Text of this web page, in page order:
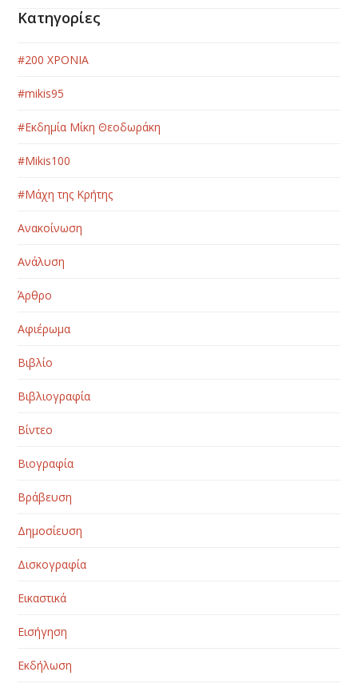
Κατηγορίες
#200 ΧΡΟΝΙΑ
#mikis95
#Εκδημία Μίκη Θεοδωράκη
#Μikis100
#Μάχη της Κρήτης
Ανακοίνωση
Ανάλυση
Άρθρο
Αφιέρωμα
Βιβλίο
Βιβλιογραφία
Βίντεο
Βιογραφία
Βράβευση
Δημοσίευση
Δισκογραφία
Εικαστικά
Εισήγηση
Εκδήλωση